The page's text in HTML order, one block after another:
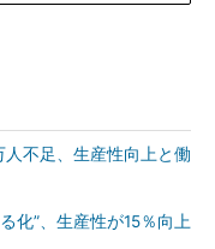
不足、生産性向上と働
化”、生産性が15％向上